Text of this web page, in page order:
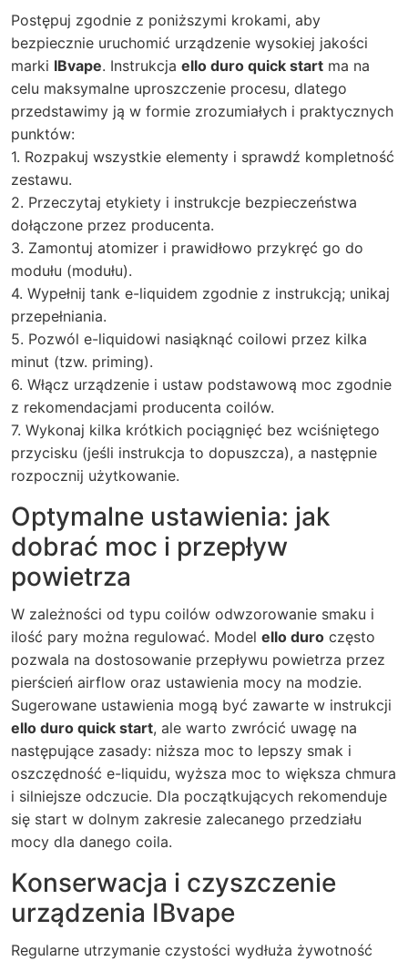
Postępuj zgodnie z poniższymi krokami, aby
bezpiecznie uruchomić urządzenie wysokiej jakości
marki IBvape. Instrukcja ello duro quick start ma na
celu maksymalne uproszczenie procesu, dlatego
przedstawimy ją w formie zrozumiałych i praktycznych
punktów:
1. Rozpakuj wszystkie elementy i sprawdź kompletność
zestawu.
2. Przeczytaj etykiety i instrukcje bezpieczeństwa
dołączone przez producenta.
3. Zamontuj atomizer i prawidłowo przykręć go do
modułu (modułu).
4. Wypełnij tank e-liquidem zgodnie z instrukcją; unikaj
przepełniania.
5. Pozwól e-liquidowi nasiąknąć coilowi przez kilka
minut (tzw. priming).
6. Włącz urządzenie i ustaw podstawową moc zgodnie
z rekomendacjami producenta coilów.
7. Wykonaj kilka krótkich pociągnięć bez wciśniętego
przycisku (jeśli instrukcja to dopuszcza), a następnie
rozpocznij użytkowanie.
Optymalne ustawienia: jak
dobrać moc i przepływ
powietrza
W zależności od typu coilów odwzorowanie smaku i
ilość pary można regulować. Model ello duro często
pozwala na dostosowanie przepływu powietrza przez
pierścień airflow oraz ustawienia mocy na modzie.
Sugerowane ustawienia mogą być zawarte w instrukcji
ello duro quick start, ale warto zwrócić uwagę na
następujące zasady: niższa moc to lepszy smak i
oszczędność e-liquidu, wyższa moc to większa chmura
i silniejsze odczucie. Dla początkujących rekomenduje
się start w dolnym zakresie zalecanego przedziału
mocy dla danego coila.
Konserwacja i czyszczenie
urządzenia IBvape
Regularne utrzymanie czystości wydłuża żywotność